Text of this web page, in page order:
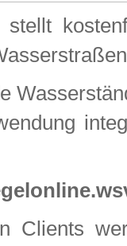
stellt
Clients